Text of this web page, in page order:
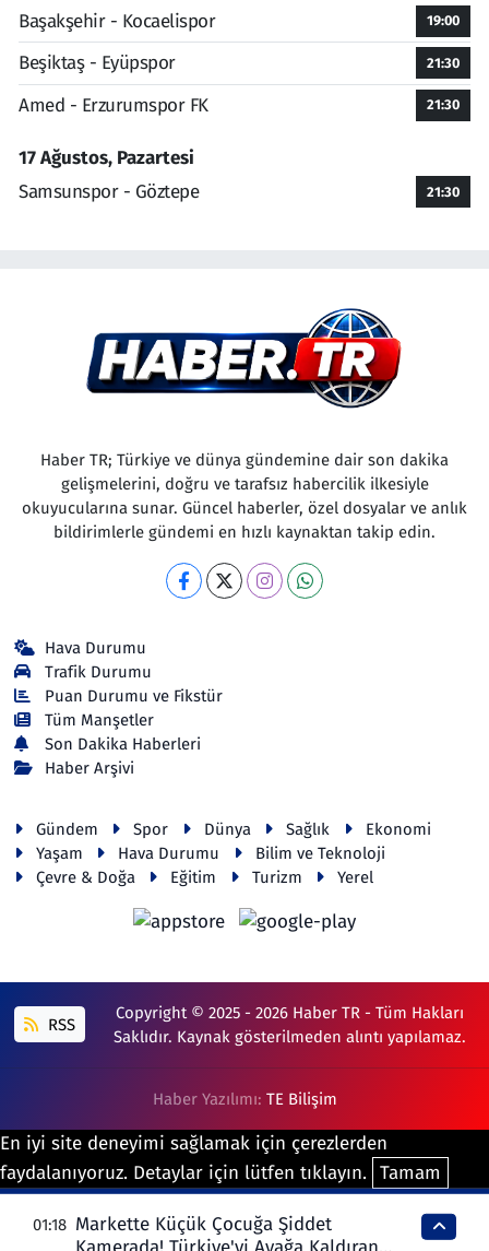
Başakşehir - Kocaelispor
19:00
Beşiktaş - Eyüpspor 21:30
Amed - Erzurumspor FK 21:30
17 Ağustos, Pazartesi
Samsunspor - Göztepe
21:30
Haber TR; Türkiye ve dünya gündemine dair son dakika
gelişmelerini, doğru ve tarafsız habercilik ilkesiyle
okuyucularına sunar. Güncel haberler, özel dosyalar ve anlık
bildirimlerle gündemi en hızlı kaynaktan takip edin.
Hava Durumu
Trafik Durumu
Puan Durumu ve Fikstür
Tüm Manşetler
Son Dakika Haberleri
Haber Arşivi
Gündem Spor Dünya Sağlık
Ekonomi
Yaşam
Hava Durumu
Bilim ve Teknoloji
Çevre & Doğa
Eğitim Turizm Yerel
RSS
Copyright © 2025 - 2026 Haber TR - Tüm Hakları
Saklıdır. Kaynak gösterilmeden alıntı yapılamaz.
Haber Yazılımı: TE Bilişim
En iyi site deneyimi sağlamak için çerezlerden
faydalanıyoruz. Detaylar için lütfen tıklayın.
Tamam
01:18 Markette Küçük Çocuğa Şiddet